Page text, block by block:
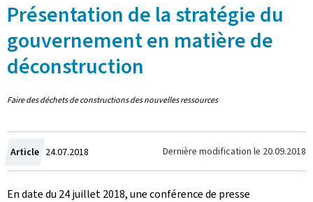
Présentation de la stratégie du
gouvernement en matière de
déconstruction
Faire des déchets de constructions des nouvelles ressources
Article Crée
le
24.07.2018 Dernière modification le 20.09.2018
En date du 24 juillet 2018, une conférence de presse